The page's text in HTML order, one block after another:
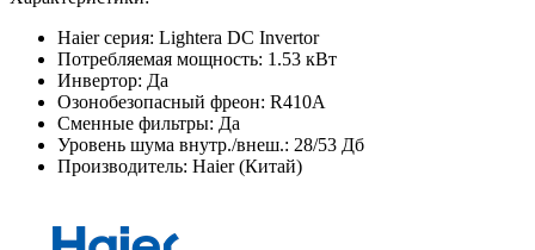
Haier серия: Lightera DC Invertor
Потребляемая мощность: 1.53 кВт
Инвертор: Да
Озонобезопасный фреон: R410A
Сменные фильтры: Да
Уровень шума внутр./внеш.: 28/53 Дб
Производитель: Haier (Китай)